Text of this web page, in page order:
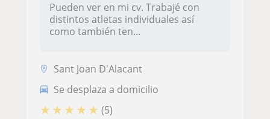
Pueden ver en mi cv. Trabajé con
distintos atletas individuales así
como también ten...
Sant Joan D'Alacant
Se desplaza a domicilio
★ ★ ★ ★ ★ (5)